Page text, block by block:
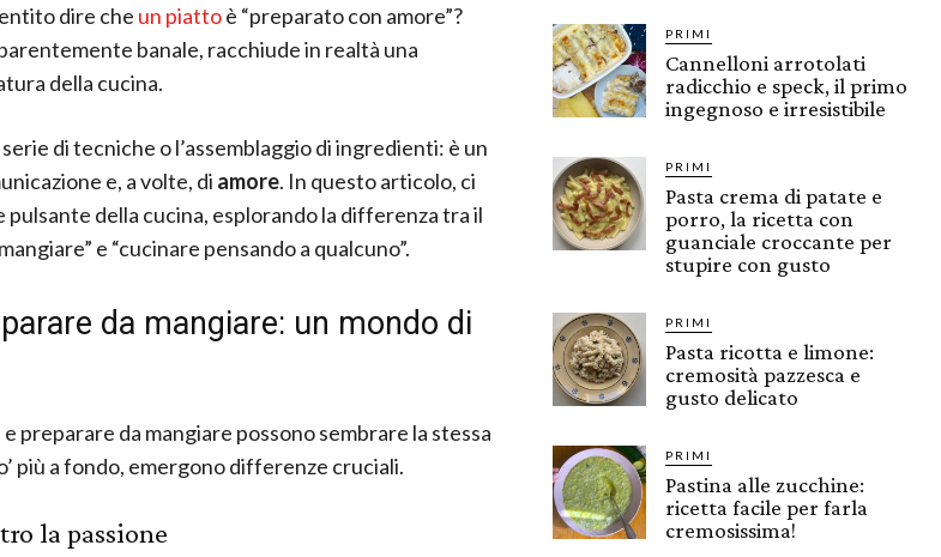
dire che un piattoè “preparato con amore”?
banale, racchiude in realtà una
della cucina.
di tecniche o l’assemblaggio di ingredienti: è un
e, a volte, di amore. In questo articolo, ci
della cucina, esplorando la differenza tra il
e “cucinare pensando a qualcuno”.
da mangiare: un mondo di
preparare da mangiare possono sembrare la stessa
più a fondo, emergono differenze cruciali.
la passione
PRIMI
Cannelloni arrotolati
radicchio e speck, il primo
ingegnoso e irresistibile
PRIMI
Pasta crema di patate e
porro, la ricetta con
guanciale croccante per
stupire con gusto
PRIMI
Pasta ricotta e limone:
cremosità pazzesca e
gusto delicato
PRIMI
Pastina alle zucchine:
ricetta facile per farla
cremosissima!